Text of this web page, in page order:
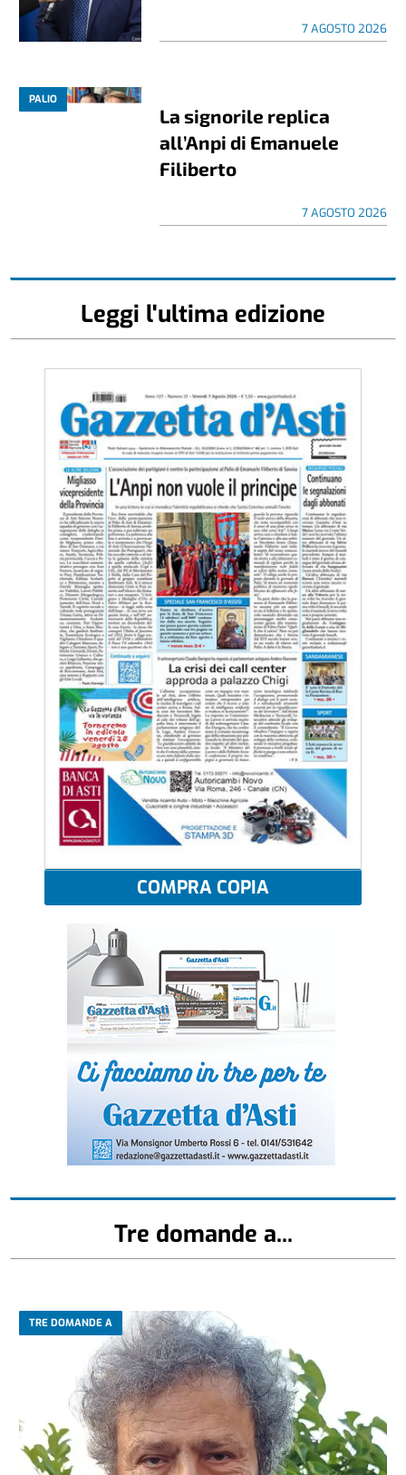
7 AGOSTO 2026
PALIO
La signorile replica
all’Anpi di Emanuele
Filiberto
7 AGOSTO 2026
Leggi l'ultima edizione
COMPRA COPIA
Tre domande a...
TRE DOMANDE A